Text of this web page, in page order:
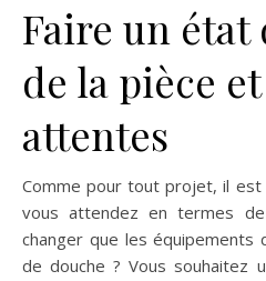
Faire un état
de la pièce
attentes
Comme pour tout projet, il
vous attendez en termes
changer que les équipements
de douche ? Vous souhaitez